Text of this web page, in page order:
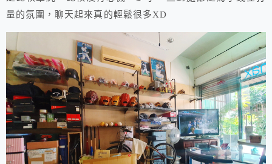
量的氛圍，聊天起來真的輕鬆很多XD